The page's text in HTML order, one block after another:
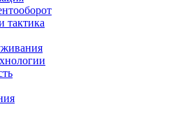
тактика